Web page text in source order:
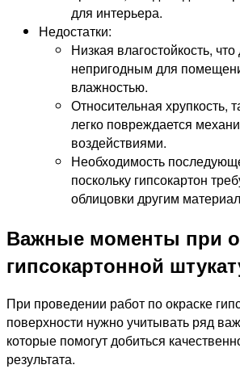
для интерьера.
Недостатки:
Низкая влагостойкость, что
непригодным для
влажностью.
Относительная хрупкость,
легко повреждается
воздействиями.
Необходимость
поскольку гипсокартон
облицовки другим
Важные моменты при
гипсокартонной
При проведении работ по окраске
поверхности нужно учитывать ряд
которые помогут добиться
результата.